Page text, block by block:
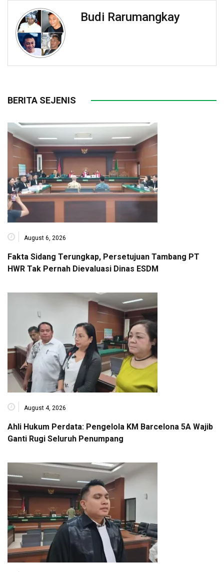
Budi Rarumangkay
BERITA SEJENIS
August 6, 2026
Fakta Sidang Terungkap, Persetujuan Tambang PT
HWR Tak Pernah Dievaluasi Dinas ESDM
August 4, 2026
Ahli Hukum Perdata: Pengelola KM Barcelona 5A Wajib
Ganti Rugi Seluruh Penumpang